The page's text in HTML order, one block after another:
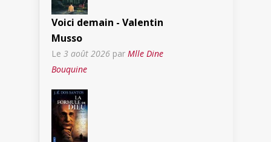
Voici demain - Valentin
Musso
Le 3 août 2026 par Mlle Dine
Bouquine